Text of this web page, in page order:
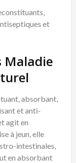
et
Maladie
absorbant,
et anti-
agit en
à jeun, elle
intestinales,
en absorbant